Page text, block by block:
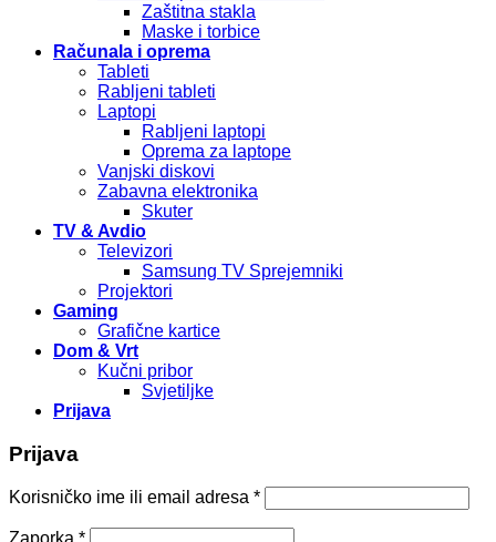
Zaštitna stakla
Maske i torbice
Računala i oprema
Tableti
Rabljeni tableti
Laptopi
Rabljeni laptopi
Oprema za laptope
Vanjski diskovi
Zabavna elektronika
Skuter
TV & Avdio
Televizori
Samsung TV Sprejemniki
Projektori
Gaming
Grafične kartice
Dom & Vrt
Kučni pribor
Svjetiljke
Prijava
Prijava
Korisničko ime ili email adresa *